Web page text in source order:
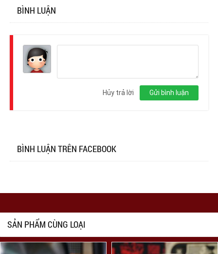
BÌNH LUẬN
Gửi bình luận
Hủy trả lời
BÌNH LUẬN TRÊN FACEBOOK
SẢN PHẨM CÙNG LOẠI